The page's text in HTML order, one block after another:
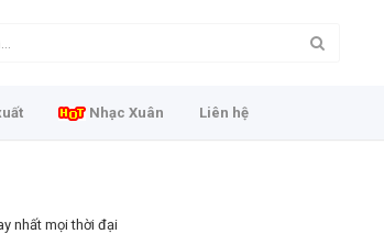
Nhạc Xuân Liên hệ
nhất mọi thời đại